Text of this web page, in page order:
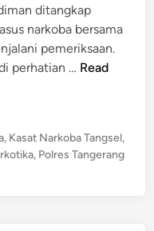
ditangkap
narkoba bersama
pemeriksaan.
perhatian … G
r
!
Read
, Kasat Narkoba Tangsel,
, Polres Tangerang